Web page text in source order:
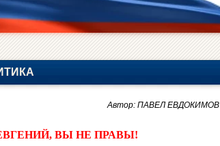
Автор: ПАВЕЛ ЕВДОКИМОВ
ВЫ НЕ ПРАВЫ!